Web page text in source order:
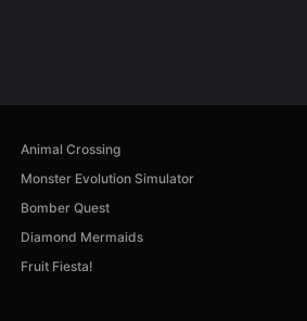
Animal Crossing
Monster Evolution Simulator
Bomber Quest
Diamond Mermaids
Fruit Fiesta!